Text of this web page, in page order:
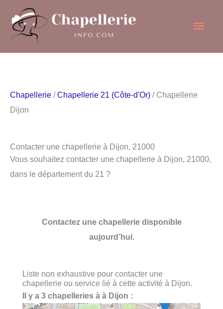
contenu
Chapellerie /Chapellerie 21 (Côte-d'Or) / Chapellerie
Dijon
Contacter une chapellerie à Dijon, 21000
Vous souhaitez contacter une chapellerie à Dijon, 21000,
dans le département du 21 ?
Contactez une chapellerie disponible
aujourd’hui.
Liste non exhaustive pour contacter une
chapellerie ou service lié à cette activité à Dijon.
Il y a 3 chapelleries à à Dijon :